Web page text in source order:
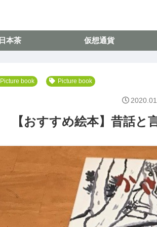
日本茶 仮想通貨
Picture book Picture book
【おすすめ絵本】昔話